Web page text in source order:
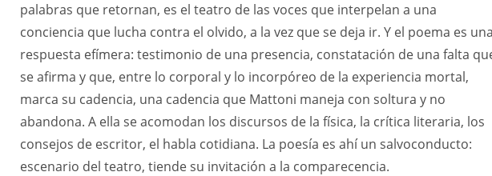
palabras que retornan, es el teatro de las voces que interpelan a una
conciencia que lucha contra el olvido, a la vez que se deja ir. Y el poema es
respuesta efímera: testimonio de una presencia, constatación de una falta
se afirma y que, entre lo corporal y lo incorpóreo de la experiencia mortal,
marca su cadencia, una cadencia que Mattoni maneja con soltura y no
abandona. A ella se acomodan los discursos de la física, la crítica literaria, los
consejos de escritor, el habla cotidiana. La poesía es ahí un salvoconducto:
escenario del teatro, tiende su invitación a la comparecencia.